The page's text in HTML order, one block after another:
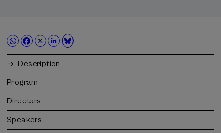
Description
Program
Directors
Speakers